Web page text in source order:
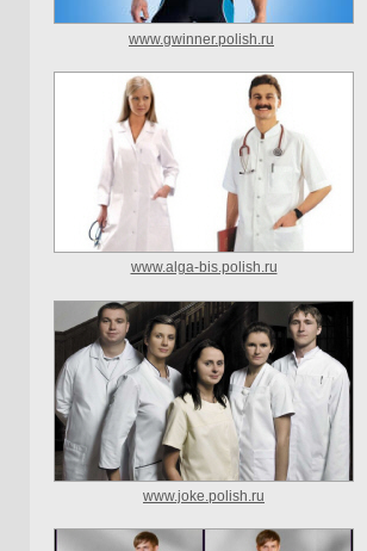
www.gwinner.polish.ru
www.alga-bis.polish.ru
www.joke.polish.ru